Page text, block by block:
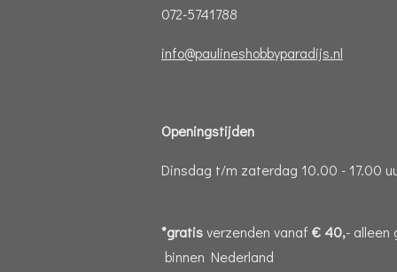
072-5741788
info@paulineshobbyparadijs.nl
Openingstijden
Dinsdag t/m zaterdag 10.00 - 17.00
*gratisverzenden vanaf € 40,- alleen
binnen Nederland